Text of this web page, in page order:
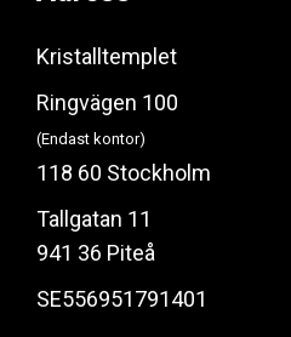
Kristalltemplet
Ringvägen 100
(Endast kontor)
118 60 Stockholm
Tallgatan 11
941 36 Piteå
SE556951791401